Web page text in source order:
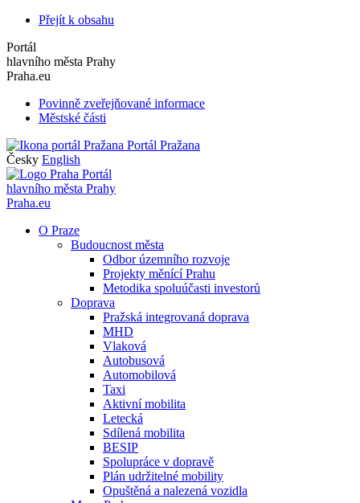
Přejít k obsahu
Portál
hlavního města Prahy
Praha.eu
Povinně zveřejňované informace
Městské části
Portál Pražana
Česky English
Portál
hlavního města Prahy
Praha.eu
O Praze
Budoucnost města
Odbor územního rozvoje
Projekty měnící Prahu
Metodika spoluúčasti investorů
Doprava
Pražská integrovaná doprava
MHD
Vlaková
Autobusová
Automobilová
Taxi
Aktivní mobilita
Letecká
Sdílená mobilita
BESIP
Spolupráce v dopravě
Plán udržitelné mobility
Opuštěná a nalezená vozidla